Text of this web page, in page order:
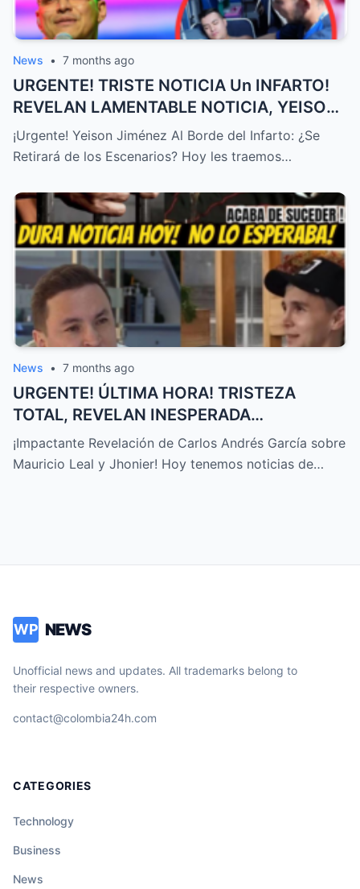
News • 7 months ago
URGENTE! TRISTE NOTICIA Un INFARTO!
REVELAN LAMENTABLE NOTICIA, YEISON
JIMÉNEZ HOY, ÚLTIMA HORA! – HTT
¡Urgente! Yeison Jiménez Al Borde del Infarto: ¿Se
Retirará de los Escenarios? Hoy les traemos…
News • 7 months ago
URGENTE! ÚLTIMA HORA! TRISTEZA
TOTAL, REVELAN INESPERADA
DECLARACIÓN Sobre MAURICIO LEAL,
JHONIER… – HTT
¡Impactante Revelación de Carlos Andrés García sobre
Mauricio Leal y Jhonier! Hoy tenemos noticias de…
WP NEWS
Unofficial news and updates. All trademarks belong to
their respective owners.
contact@colombia24h.com
CATEGORIES
Technology
Business
News